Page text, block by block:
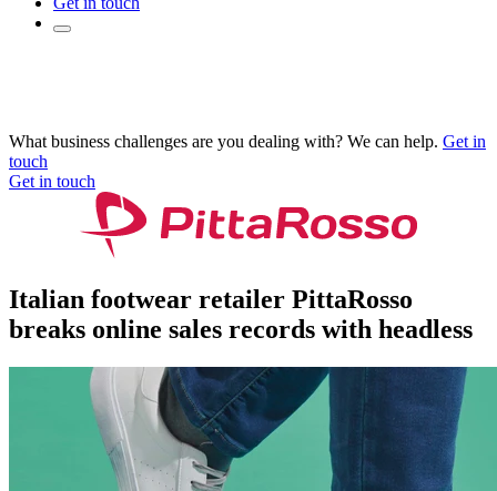
What business challenges are you dealing with? We can help. Get in
touch
Get in touch
Italian footwear retailer PittaRosso
breaks online sales records with headless